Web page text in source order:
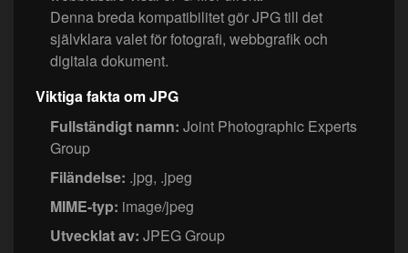
Denna breda kompatibilitet gör JPG till det
självklara valet för fotografi, webbgrafik och
digitala dokument.
Viktiga fakta om JPG
Fullständigt namn: Joint Photographic Experts
Group
Filändelse: .jpg, .jpeg
MIME-typ: image/jpeg
Utvecklat av: JPEG Group